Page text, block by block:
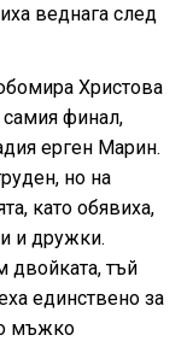
веднага след
Христова
самия финал,
ерген Марин.
но на
като обявиха,
и дружки.
двойката, тъй
единствено за
мъжко